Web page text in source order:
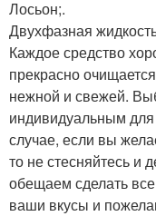
Лосьон;.
Двухфазная
Каждое средство
прекрасно
нежной и свежей.
индивидуальным
случае, если вы
то не стесняйтесь и
обещаем сделать
ваши вкусы и